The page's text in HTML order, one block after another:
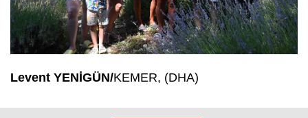
Levent YENİGÜN/KEMER, (DHA)